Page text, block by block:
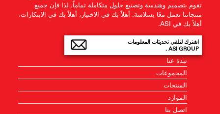
تقوم بتصميم وهندسة وتصنيع حلول متكاملة تماماً. لذا فإن جميع
منتجاتنا تعمل معًا بسلاسة. أهلاً بك في الاختيار، أهلاً بك في الابتكارات،
أهلاً بك في ASI.
اشترك لتلقي تحديثات المعلومات
ASI GROUP .
نبذة عنا
المجموعات
المنتجات
الموارد
اتصل بنا